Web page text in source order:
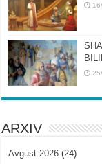
ARXIV
Avgust 2026 (24)